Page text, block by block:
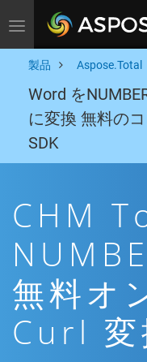
Toggle navigation
製品 Aspose.Total
Word を
に変換 無料の
SDK
CHM
無料オ
Curl 変